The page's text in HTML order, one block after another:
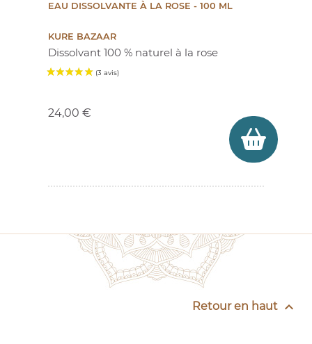
EAU DISSOLVANTE À LA ROSE - 100 ML
KURE BAZAAR
Dissolvant 100 % naturel à la rose
24,00 €
Retour en haut 